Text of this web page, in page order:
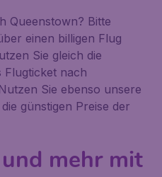
Queenstown? Bitte
einen billigen Flug
Sie gleich die
Flugticket nach
Sie ebenso unsere
günstigen Preise der
mehr mit